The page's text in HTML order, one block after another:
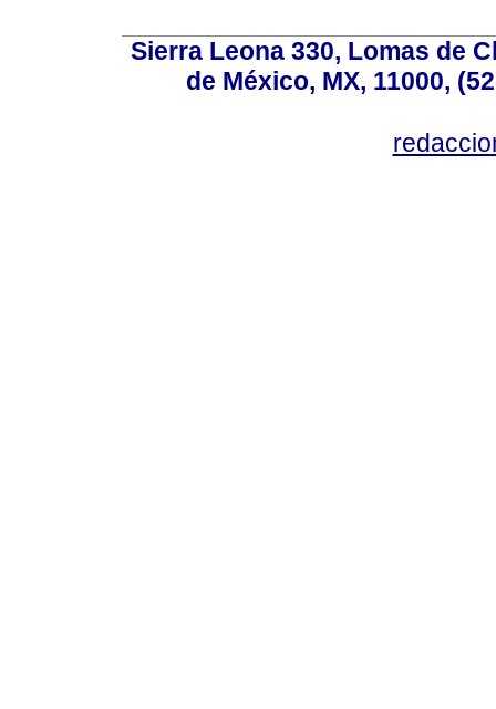
Sierra Leona 330, Lomas de
de México, MX, 11000,